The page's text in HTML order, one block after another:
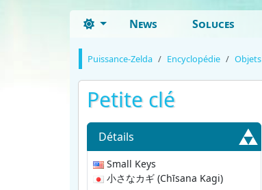
News Soluces
Puissance-Zelda Encyclopédie Objets
Petite clé
Détails
Small Keys
小さなカギ (Chīsana Kagi)